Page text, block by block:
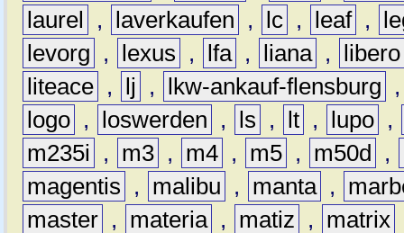
laurel
, laverkaufen , lc , leaf ,
levorg
, lexus , lfa , liana ,
libero
liteace , lj , lkw-ankauf-flensburg
logo , loswerden , ls , lt , lupo ,
m235i
, m3 , m4 , m5 , m50d ,
magentis
, malibu , manta ,
master , materia , matiz , matrix